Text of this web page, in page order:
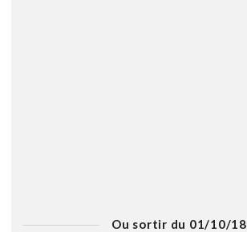
Ou sortir du 01/10/18